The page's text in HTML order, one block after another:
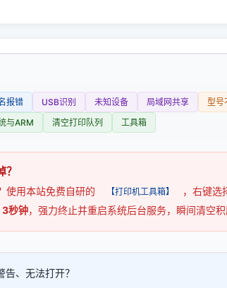
报错 USB识别 未知设备 局域网共享 型号
与ARM 清空打印队列 工具箱
使用本站免费自研的 【打印机工具箱】
，右键选
3秒钟，强力终止并重启系统后台服务，瞬间清空积
、无法打开？